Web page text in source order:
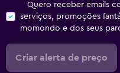
Quero receber emails
serviços, promoções
momondo e dos seus
Criar alerta de preço